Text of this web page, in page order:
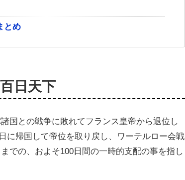
とめ
日天下
国との戦争に敗れてフランス皇帝から退位し
に帰国して帝位を取り戻し、ワーテルロー会戦
での、およそ100日間の一時的支配の事を指し